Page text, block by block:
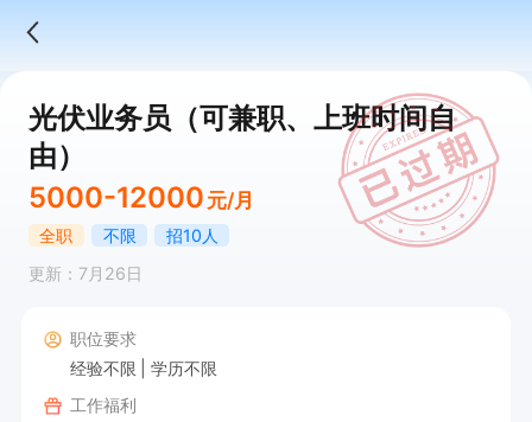
光伏业务员（可兼职、上班时间自
由）
5000-12000 元/月
全职 不限
招10人
更新：7月26日
职位要求
经验不限
学历不限
工作福利